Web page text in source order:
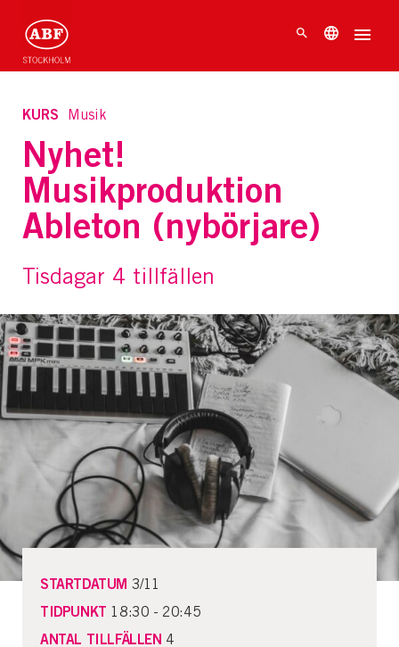
KURS Musik
Nyhet!
Musikproduktion
Ableton (nybörjare)
Tisdagar 4 tillfällen
STARTDATUM 3/11
TIDPUNKT 18:30 - 20:45
ANTAL TILLFÄLLEN 4